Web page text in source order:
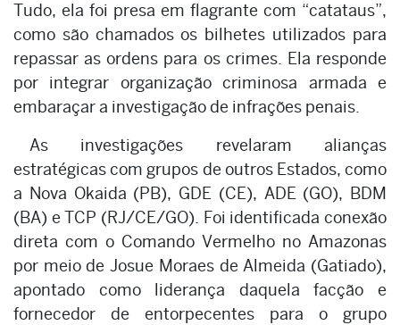
Tudo, ela foi presa em flagrante com “catataus”,
como são chamados os bilhetes utilizados para
repassar as ordens para os crimes. Ela responde
por integrar organização criminosa armada e
embaraçar a investigação de infrações penais.
As investigações revelaram alianças
estratégicas com grupos de outros Estados, como
a Nova Okaida (PB), GDE (CE), ADE (GO), BDM
(BA) e TCP (RJ/CE/GO). Foi identificada conexão
direta com o Comando Vermelho no Amazonas
por meio de Josue Moraes de Almeida (Gatiado),
apontado como liderança daquela facção e
fornecedor de entorpecentes para o grupo